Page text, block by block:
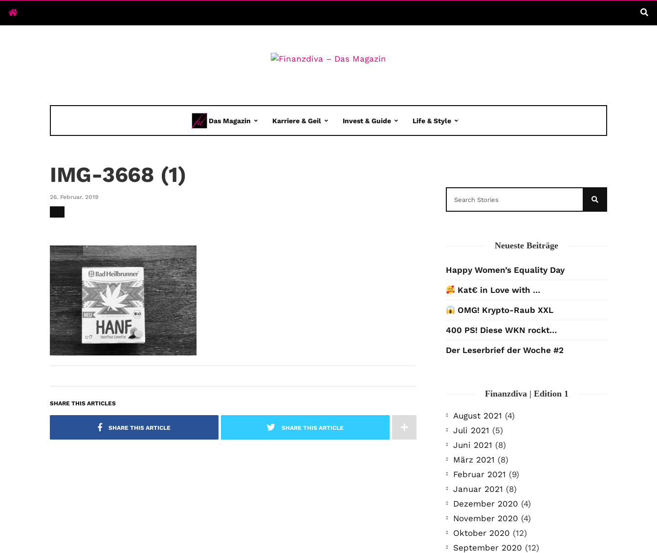
Das Magazin Karriere & Geil Invest & Guide Life & Style
IMG-3668 (1)
26. Februar. 2019
SHARE THIS ARTICLES
SHARE THIS ARTICLE SHARE THIS ARTICLE
Neueste Beiträge
Happy Women’s Equality Day
Kat€ in Love with …
OMG! Krypto-Raub XXL
400 PS! Diese WKN rockt…
Der Leserbrief der Woche #2
Finanzdiva | Edition 1
August 2021 (4)
Juli 2021 (5)
Juni 2021 (8)
März 2021 (8)
Februar 2021 (9)
Januar 2021 (8)
Dezember 2020 (4)
November 2020 (4)
Oktober 2020 (12)
September 2020 (12)